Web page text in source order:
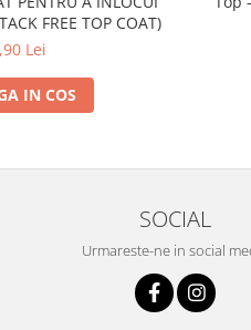
FREE TOP COAT)
Lei
IN COS
SOCIAL
Urmareste-ne in social